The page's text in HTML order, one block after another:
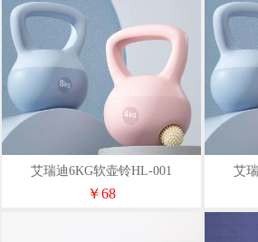
艾瑞迪6KG软壶铃HL-001
￥68
艾